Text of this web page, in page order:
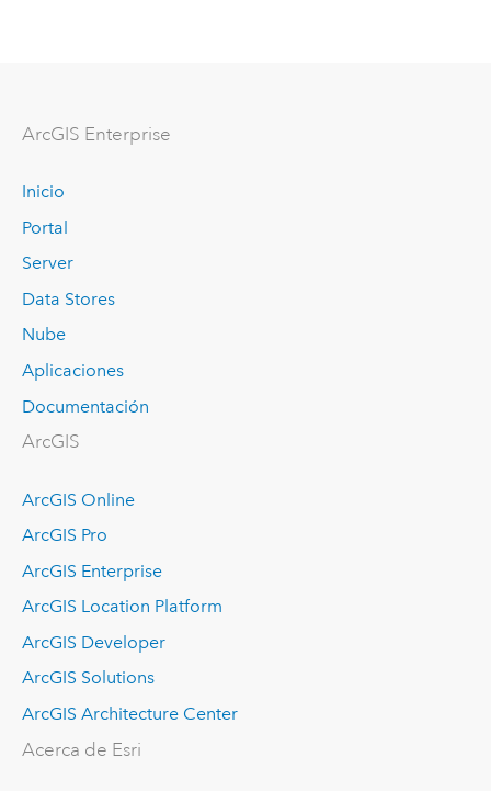
ArcGIS Enterprise
Inicio
Portal
Server
Data Stores
Nube
Aplicaciones
Documentación
ArcGIS
ArcGIS Online
ArcGIS Pro
ArcGIS Enterprise
ArcGIS Location Platform
ArcGIS Developer
ArcGIS Solutions
ArcGIS Architecture Center
Acerca de Esri